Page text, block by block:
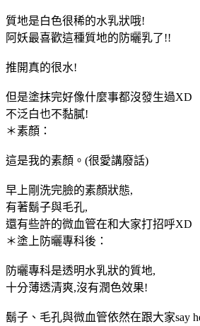
質地是白色很稀的水乳狀哦!
阿妖最喜歡這種質地的防曬乳了!!
推開真的很水!
但是塗抹完好像什麼事都沒發生過XD
不泛白也不黏膩!
＊素顏：
這是我的素顏。(很愛講廢話)
早上剛洗完臉的素顏狀態,
有著鬍子與毛孔,
還有些許的微血管在和大家打招呼XD
＊塗上防曬專科後：
防曬專科是透明水乳狀的質地,
十分薄透清爽,沒有潤色效果!
鬍子、毛孔與微血管依然在跟大家say